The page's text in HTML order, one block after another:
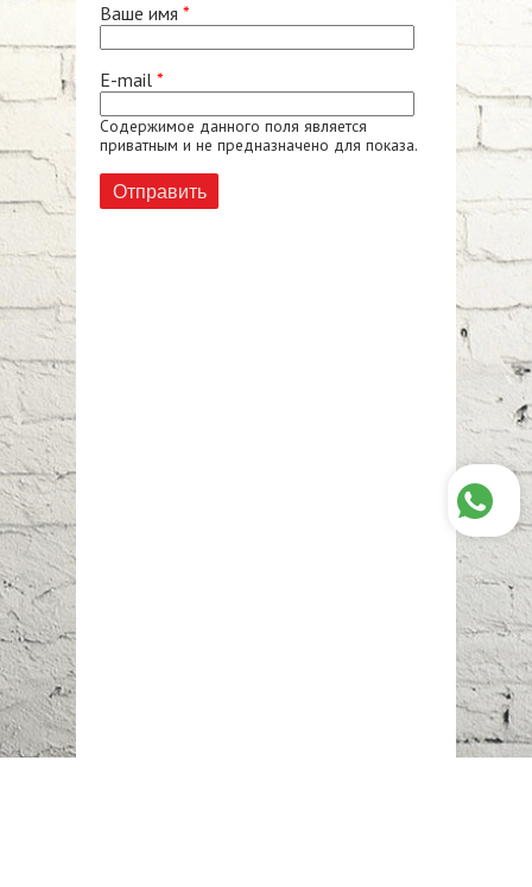
Ваше имя *
E-mail *
Содержимое данного поля является
приватным и не предназначено для показа.